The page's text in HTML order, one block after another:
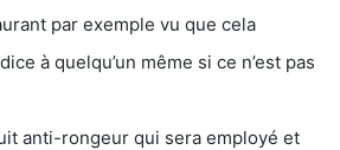
par exemple vu que cela
à quelqu’un même si ce n’est pas
anti-rongeur qui sera employé et